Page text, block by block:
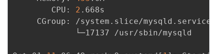
        CPU:
2 .668s
     CGroup: /system.slice/mysqld.service
             └─17137 /usr/sbin/mysqld